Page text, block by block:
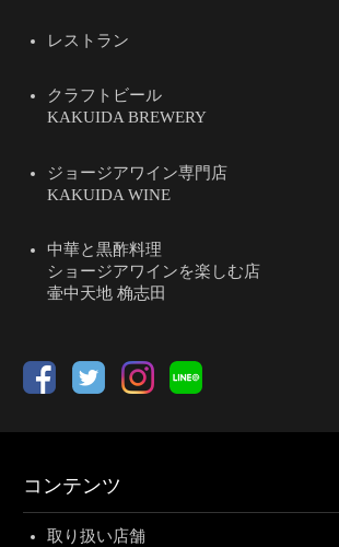
レストラン
クラフトビール
KAKUIDA BREWERY
ジョージアワイン専門店
KAKUIDA WINE
中華と黒酢料理
ショージアワインを楽しむ店
壷中天地 桷志田
コンテンツ
取り扱い店舗